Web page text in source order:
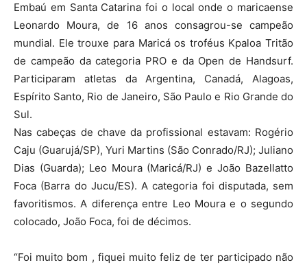
Embaú em Santa Catarina foi o local onde o maricaense
Leonardo Moura, de 16 anos consagrou-se campeão
mundial. Ele trouxe para Maricá os troféus Kpaloa Tritão
de campeão da categoria PRO e da Open de Handsurf.
Participaram atletas da Argentina, Canadá, Alagoas,
Espírito Santo, Rio de Janeiro, São Paulo e Rio Grande do
Sul.
Nas cabeças de chave da profissional estavam: Rogério
Caju (Guarujá/SP), Yuri Martins (São Conrado/RJ); Juliano
Dias (Guarda); Leo Moura (Maricá/RJ) e João Bazellatto
Foca (Barra do Jucu/ES). A categoria foi disputada, sem
favoritismos. A diferença entre Leo Moura e o segundo
colocado, João Foca, foi de décimos.
“Foi muito bom , fiquei muito feliz de ter participado não